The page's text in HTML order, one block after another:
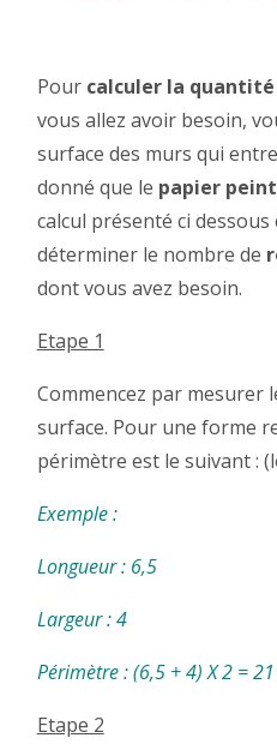
Pour calculer la
vous allez avoir besoin,
surface des murs qui
donné que le papier peint
calcul présenté ci
déterminer le nombre de
dont vous avez besoin.
Etape 1
Commencez par mesurer
surface. Pour une forme
périmètre est le suivant :
Exemple :
Longueur : 6,5
Largeur : 4
Périmètre : (6,5 + 4) X 2 =
Etape 2